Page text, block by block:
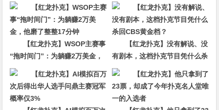
【红龙扑克】WSOP主赛事
“拖时间门”：为躺赚2万美金，
他磨了整整17分钟
【红龙扑克】没有解说、没
有剧本，这档扑克节目凭什么杀
回CBS黄金档？